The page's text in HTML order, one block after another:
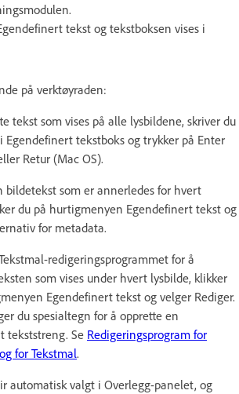
tekst og tekstboksen vises i
på verktøyraden:
tekst som vises på alle lysbildene, skriver du
Egendefinert tekstboks og trykker på Enter
Retur (Mac OS).
bildetekst som er annerledes for hvert
du på hurtigmenyen Egendefinert tekst og
for metadata.
redigeringsprogrammet for å
som vises under hvert lysbilde, klikker
Egendefinert tekst og velger Rediger.
du spesialtegn for å opprette en
tekststreng. Se Redigeringsprogram for
for Tekstmal.
automatisk valgt i Overlegg-panelet, og